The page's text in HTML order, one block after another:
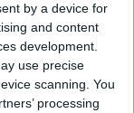
by a device for
and content
development.
use precise
scanning. You
processing
da UAE.
triunfos
todas essas
que se